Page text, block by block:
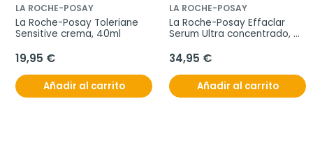
LA ROCHE-POSAY
La Roche-Posay Toleriane
Sensitive crema, 40ml
19,95 €
Añadir al carrito
LA ROCHE-POSAY
La Roche-Posay Effaclar
Serum Ultra concentrado,
34,95 €
Añadir al carrito